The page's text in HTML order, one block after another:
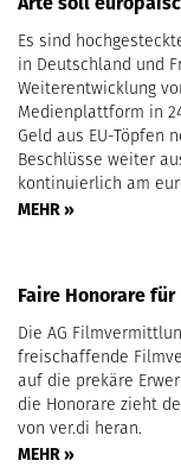
Es sind
in Deutschland und
Weiterentwicklung
Medienplattform in
Geld aus EU-Töpfen
Beschlüsse weiter
kontinuierlich am
MEHR »
Faire Honorare
Die AG
freischaffende
auf die prekäre
die Honorare zieht
von ver.di heran.
MEHR »